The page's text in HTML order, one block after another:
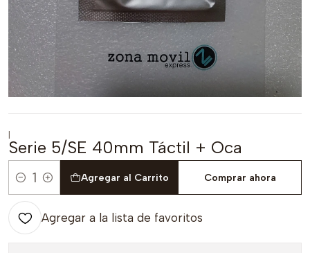
|
Serie 5/SE 40mm Táctil + Oca
Cantidad
Agregar al Carrito Comprar ahora
Agregar a la lista de favoritos